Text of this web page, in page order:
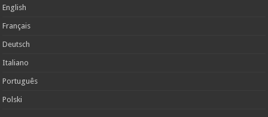
English
Français
Deutsch
Italiano
Português
Polski